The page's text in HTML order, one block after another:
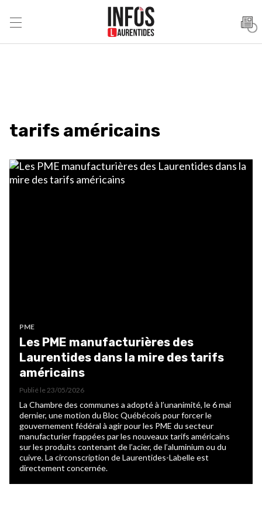
tarifs américains
PME
Les PME manufacturières des
Laurentides dans la mire des tarifs
américains
Publié le 23/05/2026
La Chambre des communes a adopté à l’unanimité, le 6 mai
dernier, une motion du Bloc Québécois pour forcer le
gouvernement fédéral à agir pour les PME du secteur
manufacturier frappées par les nouveaux tarifs américains
sur les produits contenant de l’acier, de l’aluminium ou du
cuivre. La circonscription de Laurentides-Labelle est
directement concernée.